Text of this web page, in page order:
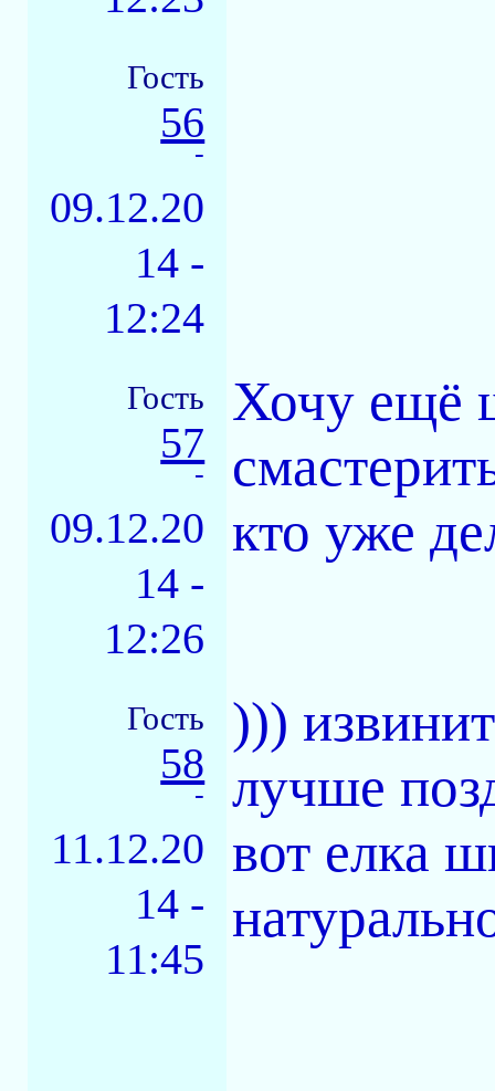
Гость
56
-
09.12.20
14 -
12:24
Гость
57
-
09.12.20
14 -
12:26
Хочу ещё
кто уже
Гость
58
-
11.12.20
14 -
11:45
)))
лучше
вот елка